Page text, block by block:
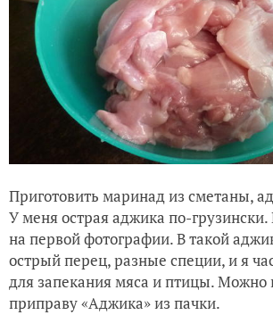
Приготовить маринад из сметаны,
У меня острая аджика по-грузински.
на первой фотографии. В такой
острый перец, разные специи, и я
для запекания мяса и птицы. Можно
приправу «Аджика» из пачки.